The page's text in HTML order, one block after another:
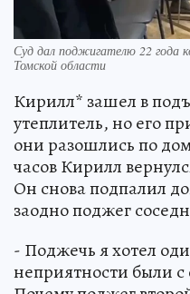
Суд дал поджигателю 22 года
Томской области
Кирилл* зашел в
утеплитель, но его
они разошлись по
часов Кирилл
Он снова подпалил
заодно поджег
- Поджечь я хотел
неприятности были